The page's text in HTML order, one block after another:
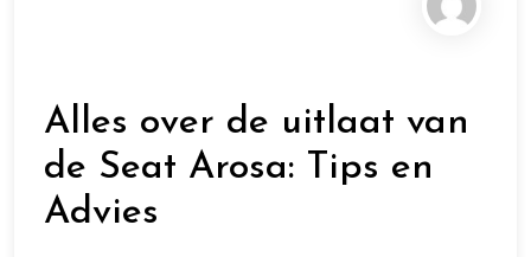
Alles over de uitlaat van
de Seat Arosa: Tips en
Advies